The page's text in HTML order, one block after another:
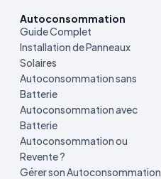
Autoconsommation
Guide Complet
Installation de Panneaux
Solaires
Autoconsommation sans
Batterie
Autoconsommation avec
Batterie
Autoconsommation ou
Revente ?
Gérer son Autoconsommation